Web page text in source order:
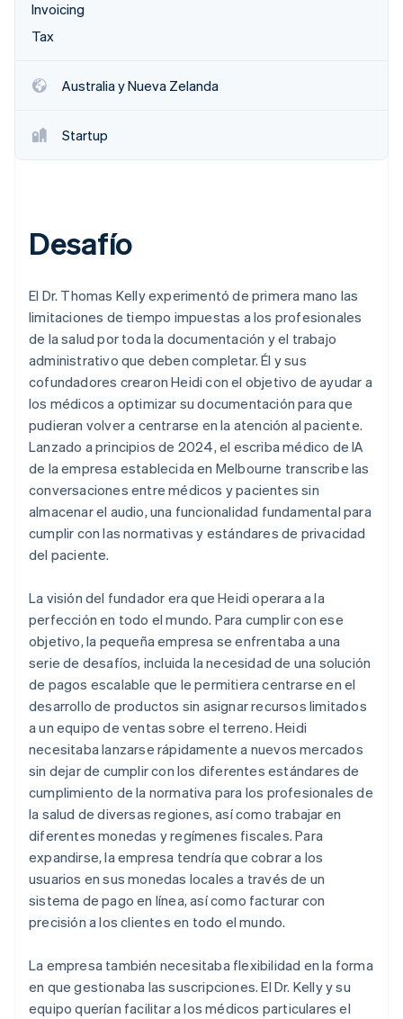
Radar
Prevención de fraude
Constitución de una startup
Eliminación de dióxido de carbono
Descubre cómo Stripe construye la infraestructura
Mirar ahora
Invoicing
Tax
Australia y Nueva Zelanda
Startup
Desafío
El Dr. Thomas Kelly experimentó de primera mano las
limitaciones de tiempo impuestas a los profesionales
de la salud por toda la documentación y el trabajo
administrativo que deben completar. Él y sus
cofundadores crearon Heidi con el objetivo de ayudar a
los médicos a optimizar su documentación para que
pudieran volver a centrarse en la atención al paciente.
Lanzado a principios de 2024, el escriba médico de IA
de la empresa establecida en Melbourne transcribe las
conversaciones entre médicos y pacientes sin
almacenar el audio, una funcionalidad fundamental para
cumplir con las normativas y estándares de privacidad
del paciente.
La visión del fundador era que Heidi operara a la
perfección en todo el mundo. Para cumplir con ese
objetivo, la pequeña empresa se enfrentaba a una
serie de desafíos, incluida la necesidad de una solución
de pagos escalable que le permitiera centrarse en el
desarrollo de productos sin asignar recursos limitados
a un equipo de ventas sobre el terreno. Heidi
necesitaba lanzarse rápidamente a nuevos mercados
sin dejar de cumplir con los diferentes estándares de
cumplimiento de la normativa para los profesionales de
la salud de diversas regiones, así como trabajar en
diferentes monedas y regímenes fiscales. Para
expandirse, la empresa tendría que cobrar a los
usuarios en sus monedas locales a través de un
sistema de pago en línea, así como facturar con
precisión a los clientes en todo el mundo.
La empresa también necesitaba flexibilidad en la forma
en que gestionaba las suscripciones. El Dr. Kelly y su
equipo querían facilitar a los médicos particulares el